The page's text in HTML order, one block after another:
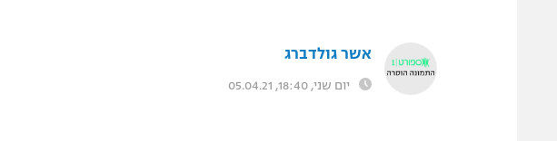
אשר גולדברג
יום שני, 18:40, 05.04.21